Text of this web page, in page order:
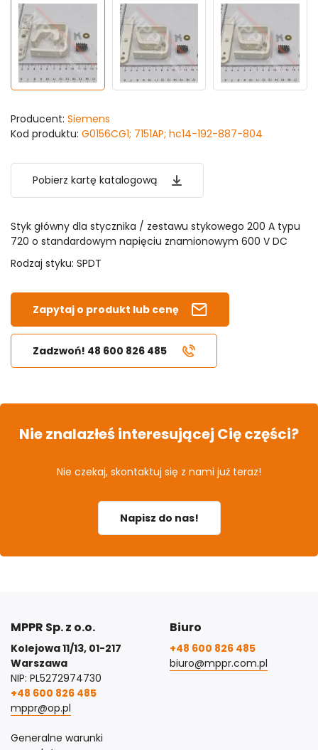
Producent: Siemens
Kod produktu: G0156CG1; 7151AP; hc14-192-887-804
Pobierz kartę katalogową
Styk główny dla stycznika / zestawu stykowego 200 A typu
720 o standardowym napięciu znamionowym 600 V DC
Rodzaj styku: SPDT
Zapytaj o produkt lub cenę
Zadzwoń! 48 600 826 485
Nie znalazłeś interesującej Cię części?
Nie czekaj, skontaktuj się z nami już teraz!
Napisz do nas!
MPPR Sp. z o.o.
Kolejowa 11/13, 01-217
Warszawa
NIP: PL5272974730
+48 600 826 485
mppr@op.pl
Generalne warunki
Biuro
+48 600 826 485
biuro@mppr.com.pl